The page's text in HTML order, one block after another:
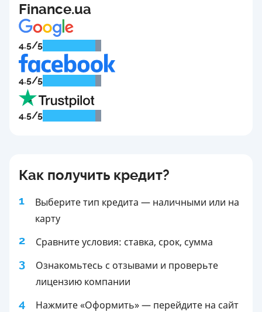
Finance.ua
4.5/5
4.5/5
4.5/5
Как получить кредит?
1
Выберите тип кредита — наличными или на
карту
2 Сравните условия: ставка, срок, сумма
3
Ознакомьтесь с отзывами и проверьте
лицензию компании
4
Нажмите «Оформить» — перейдите на сайт